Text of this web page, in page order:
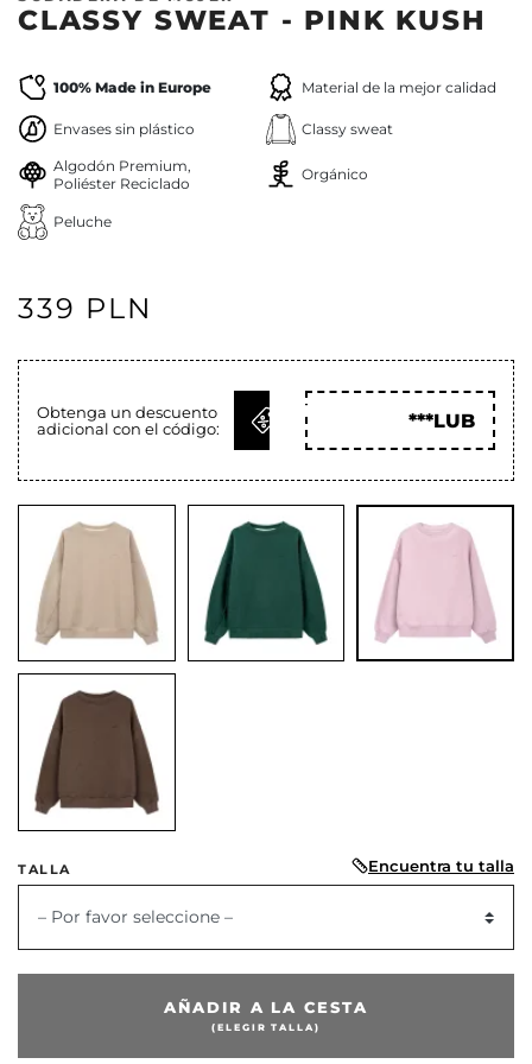
CLASSY SWEAT - PINK KUSH
100% Made in Europe Material de la mejor calidad
Envases sin plástico Classy sweat
Algodón Premium,
Poliéster Reciclado
Orgánico
Peluche
339 PLN
Obtenga un descuento
adicional con el código:
OBTENER
***LUB
TALLA Encuentra tu talla
– Por favor seleccione –
AÑADIR A LA CESTA
(ELEGIR TALLA)